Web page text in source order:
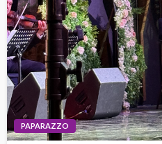
PAPARAZZO